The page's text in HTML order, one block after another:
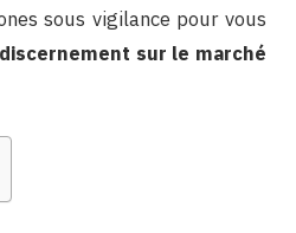
sous vigilance pour vous
sur le marché